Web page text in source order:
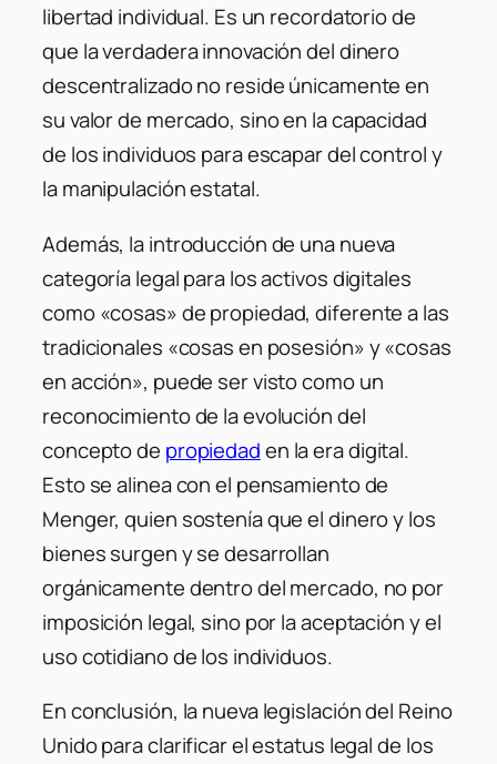
libertad individual. Es un recordatorio de
que la verdadera innovación del dinero
descentralizado no reside únicamente en
su valor de mercado, sino en la capacidad
de los individuos para escapar del control y
la manipulación estatal.
Además, la introducción de una nueva
categoría legal para los activos digitales
como «cosas» de propiedad, diferente a las
tradicionales «cosas en posesión» y «cosas
en acción», puede ser visto como un
reconocimiento de la evolución del
concepto de propiedaden la era digital.
Esto se alinea con el pensamiento de
Menger, quien sostenía que el dinero y los
bienes surgen y se desarrollan
orgánicamente dentro del mercado, no por
imposición legal, sino por la aceptación y el
uso cotidiano de los individuos.
En conclusión, la nueva legislación del Reino
Unido para clarificar el estatus legal de los